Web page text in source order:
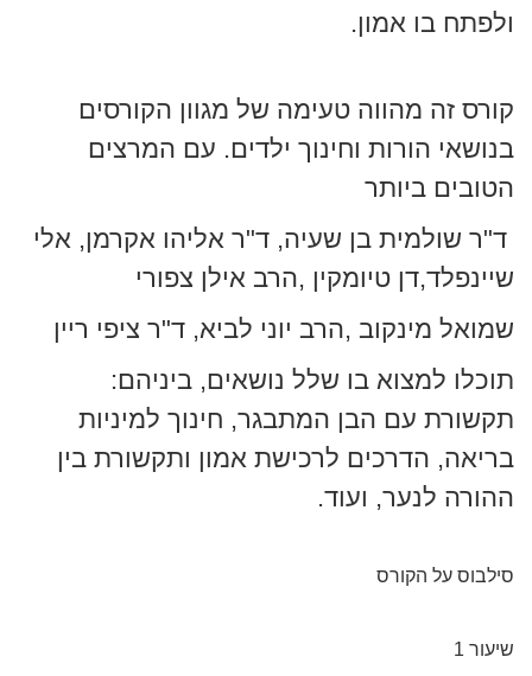
ולפתח בו אמון.
קורס זה מהווה טעימה של מגוון הקורסים
בנושאי הורות וחינוך ילדים. עם המרצים
הטובים ביותר
ד"ר שולמית בן שעיה, ד"ר אליהו אקרמן, אלי
שיינפלד,דן טיומקין ,הרב אילן צפורי
שמואל מינקוב ,הרב יוני לביא, ד"ר ציפי ריין
תוכלו למצוא בו שלל נושאים, ביניהם:
תקשורת עם הבן המתבגר, חינוך למיניות
בריאה, הדרכים לרכישת אמון ותקשורת בין
ההורה לנער, ועוד.
סילבוס על הקורס
שיעור 1